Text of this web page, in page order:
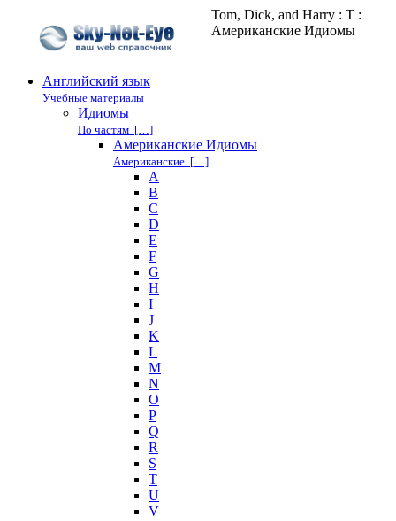
Tom, Dick, and Harry : T :
Американские Идиомы
Английский язык
Учебные материалы
Идиомы
По частям […]
Американские Идиомы
Американские […]
A
B
C
D
E
F
G
H
I
J
K
L
M
N
O
P
Q
R
S
T
U
V